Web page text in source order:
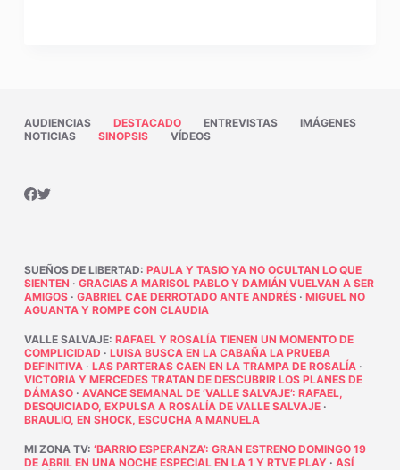
AUDIENCIAS DESTACADO ENTREVISTAS
IMÁGENES
NOTICIAS
SINOPSIS VÍDEOS
SUEÑOS DE LIBERTAD: PAULA Y TASIO YA NO OCULTAN LO QUE
SIENTEN · GRACIAS A MARISOL PABLO Y DAMIÁN VUELVAN A SER
AMIGOS· GABRIEL CAE DERROTADO ANTE ANDRÉS· MIGUEL NO
AGUANTA Y ROMPE CON CLAUDIA
VALLE SALVAJE: RAFAEL Y ROSALÍA TIENEN UN MOMENTO DE
COMPLICIDAD · LUISA BUSCA EN LA CABAÑA LA PRUEBA
DEFINITIVA· LAS PARTERAS CAEN EN LA TRAMPA DE ROSALÍA·
VICTORIA Y MERCEDES TRATAN DE DESCUBRIR LOS PLANES DE
DÁMASO· AVANCE SEMANAL DE ‘VALLE SALVAJE’: RAFAEL,
DESQUICIADO, EXPULSA A ROSALÍA DE VALLE SALVAJE·
BRAULIO, EN SHOCK, ESCUCHA A MANUELA
MI ZONA TV: ‘BARRIO ESPERANZA’: GRAN ESTRENO DOMINGO 19
DE ABRIL EN UNA NOCHE ESPECIAL EN LA 1 Y RTVE PLAY· ASÍ